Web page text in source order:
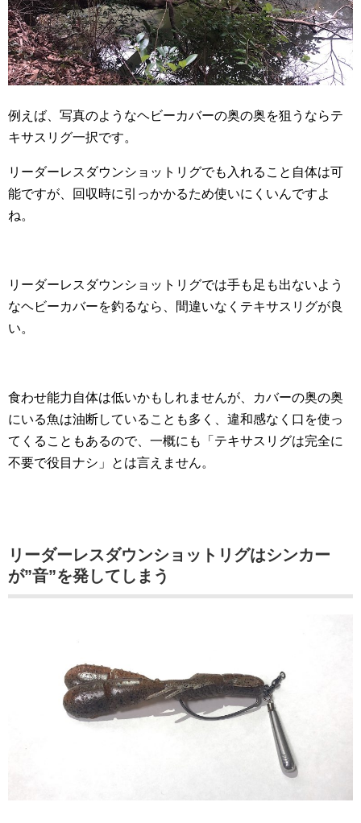
例えば、写真のようなヘビーカバーの奥の奥を狙うならテ
キサスリグ一択です。
リーダーレスダウンショットリグでも入れること自体は可
能ですが、回収時に引っかかるため使いにくいんですよ
ね。
リーダーレスダウンショットリグでは手も足も出ないよう
なヘビーカバーを釣るなら、間違いなくテキサスリグが良
い。
食わせ能力自体は低いかもしれませんが、カバーの奥の奥
にいる魚は油断していることも多く、違和感なく口を使っ
てくることもあるので、一概にも「テキサスリグは完全に
不要で役目ナシ」とは言えません。
リーダーレスダウンショットリグはシンカー
が”音”を発してしまう